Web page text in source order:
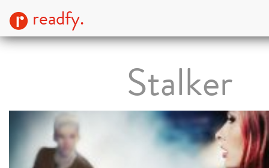
readfy.
Stalker